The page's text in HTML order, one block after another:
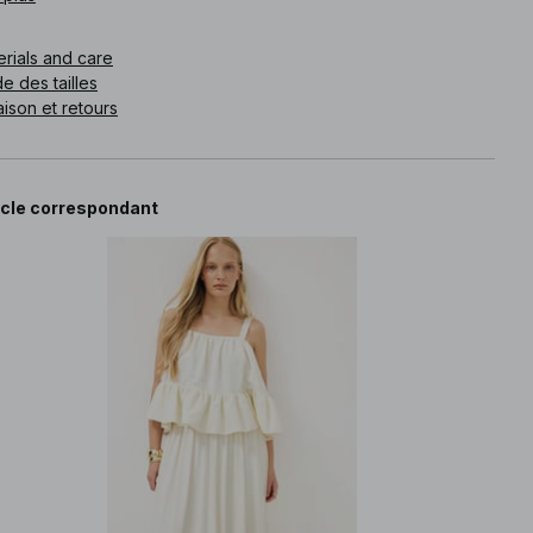
and care
des tailles
et retours
correspondant